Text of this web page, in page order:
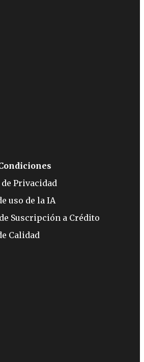
Privacidad
uso de la IA
Suscripción a Crédito
Calidad